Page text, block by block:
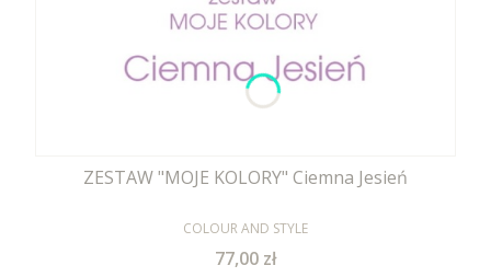
ZESTAW "MOJE KOLORY" Ciemna Jesień
PRODUCENT
COLOUR AND STYLE
Cena
77,00 zł